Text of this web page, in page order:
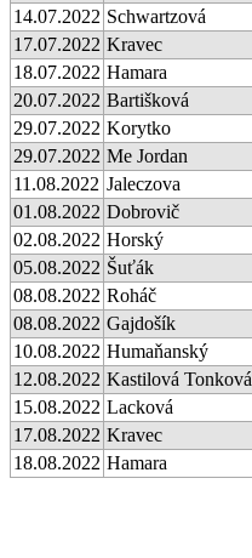
14.07.2022 Schwartzová
17.07.2022 Kravec
18.07.2022 Hamara
20.07.2022 Bartišková
29.07.2022 Korytko
29.07.2022 Me Jordan
11.08.2022 Jaleczova
01.08.2022 Dobrovič
02.08.2022 Horský
05.08.2022 Šuťák
08.08.2022 Roháč
08.08.2022 Gajdošík
10.08.2022 Humaňanský
12.08.2022 Kastilová Tonková
15.08.2022 Lacková
17.08.2022 Kravec
18.08.2022 Hamara